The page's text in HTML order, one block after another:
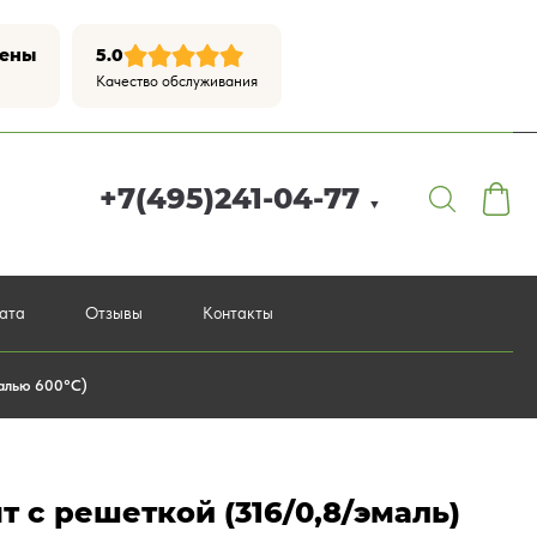
5.0
Качество обслуживания
+7(495)241-04-77 ▼
Отзывы Контакты
600°С)
с решеткой (316/0,8/эмаль)